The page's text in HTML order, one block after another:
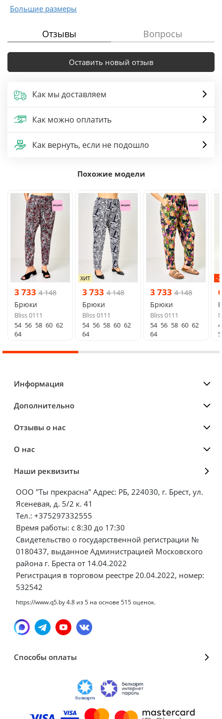
Большие размеры
Отзывы Вопросы
Оставить новый отзыв
Как мы доставляем
Как можно оплатить
Как вернуть, если не подошло
Похожие модели
3 733 4 148
Брюки
Bliss 0111
54 56 58 60 62
64
ХИТ
3 733 4 148
Брюки
Bliss 0111
54 56 58 60 62
64
3 733 4 148
Брюки
Bliss 0111
54 56 58 60 62
64
-
Информация
Дополнительно
Отзывы о нас
О нас
Наши реквизиты
ООО "Ты прекрасна" Адрес: РБ, 224030, г. Брест, ул.
Ясеневая, д. 5/2 к. 41
Тел.: +375297332555
Время работы: с 8:30 до 17:30
Свидетельство о государственной регистрации №
0180437, выданное Администрацией Московского
района г. Бреста от 14.04.2022
Регистрация в торговом реестре 20.04.2022, номер:
532542
https://www.q5.by4.8 из5 на основе 515оценок.
Способы оплаты